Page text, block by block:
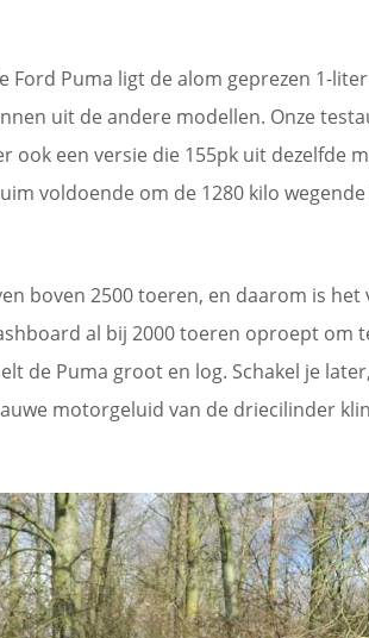
Ford Puma ligt de alom geprezen 1-
uit de andere modellen. Onze
ook een versie die 155pk uit dezelfde
voldoende om de 1280 kilo
boven 2500 toeren, en daarom is het
al bij 2000 toeren oproept om
de Puma groot en log. Schakel je
motorgeluid van de driecilinder